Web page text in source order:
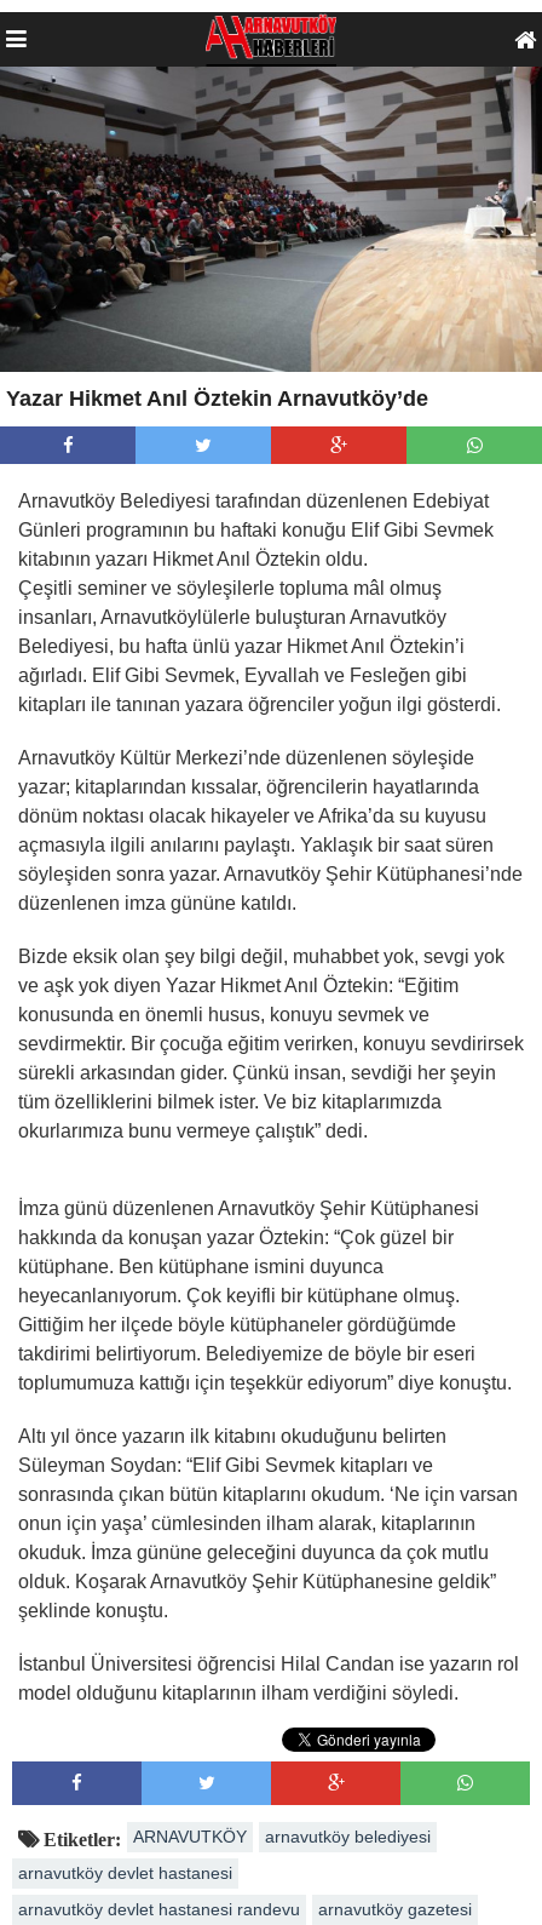
Yazar Hikmet Anıl Öztekin Arnavutköy’de
Arnavutköy Belediyesi tarafından düzenlenen Edebiyat
Günleri programının bu haftaki konuğu Elif Gibi Sevmek
kitabının yazarı Hikmet Anıl Öztekin oldu.
Çeşitli seminer ve söyleşilerle topluma mâl olmuş
insanları, Arnavutköylülerle buluşturan Arnavutköy
Belediyesi, bu hafta ünlü yazar Hikmet Anıl Öztekin’i
ağırladı. Elif Gibi Sevmek, Eyvallah ve Fesleğen gibi
kitapları ile tanınan yazara öğrenciler yoğun ilgi gösterdi.
Arnavutköy Kültür Merkezi’nde düzenlenen söyleşide
yazar; kitaplarından kıssalar, öğrencilerin hayatlarında
dönüm noktası olacak hikayeler ve Afrika’da su kuyusu
açmasıyla ilgili anılarını paylaştı. Yaklaşık bir saat süren
söyleşiden sonra yazar. Arnavutköy Şehir Kütüphanesi’nde
düzenlenen imza gününe katıldı.
Bizde eksik olan şey bilgi değil, muhabbet yok, sevgi yok
ve aşk yok diyen Yazar Hikmet Anıl Öztekin: “Eğitim
konusunda en önemli husus, konuyu sevmek ve
sevdirmektir. Bir çocuğa eğitim verirken, konuyu sevdirirsek
sürekli arkasından gider. Çünkü insan, sevdiği her şeyin
tüm özelliklerini bilmek ister. Ve biz kitaplarımızda
okurlarımıza bunu vermeye çalıştık” dedi.
İmza günü düzenlenen Arnavutköy Şehir Kütüphanesi
hakkında da konuşan yazar Öztekin: “Çok güzel bir
kütüphane. Ben kütüphane ismini duyunca
heyecanlanıyorum. Çok keyifli bir kütüphane olmuş.
Gittiğim her ilçede böyle kütüphaneler gördüğümde
takdirimi belirtiyorum. Belediyemize de böyle bir eseri
toplumumuza kattığı için teşekkür ediyorum” diye konuştu.
Altı yıl önce yazarın ilk kitabını okuduğunu belirten
Süleyman Soydan: “Elif Gibi Sevmek kitapları ve
sonrasında çıkan bütün kitaplarını okudum. ‘Ne için varsan
onun için yaşa’ cümlesinden ilham alarak, kitaplarının
okuduk. İmza gününe geleceğini duyunca da çok mutlu
olduk. Koşarak Arnavutköy Şehir Kütüphanesine geldik”
şeklinde konuştu.
İstanbul Üniversitesi öğrencisi Hilal Candan ise yazarın rol
model olduğunu kitaplarının ilham verdiğini söyledi.
Etiketler: ARNAVUTKÖY
arnavutköy belediyesi
arnavutköy devlet hastanesi
arnavutköy devlet hastanesi randevu
arnavutköy gazetesi